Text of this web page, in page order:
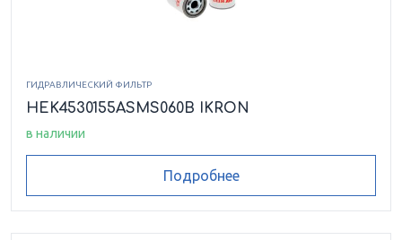
HEK8640115ASFG003LCB
HEK8640115ASFG006LCB
HEK8640115ASFG010LCB
HEK8640115ASFG010LCV
ГИДРАВЛИЧЕСКИЙ ФИЛЬТР
HEK4530155ASMS060B IKRON
в наличии
Подробнее